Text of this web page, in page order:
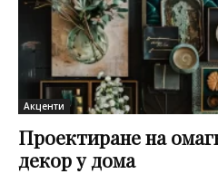
Акценти
Проектиране на
декор у дома